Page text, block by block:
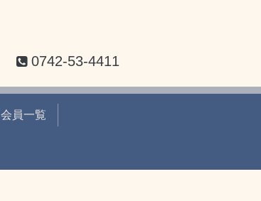
0742-53-4411
会員一覧